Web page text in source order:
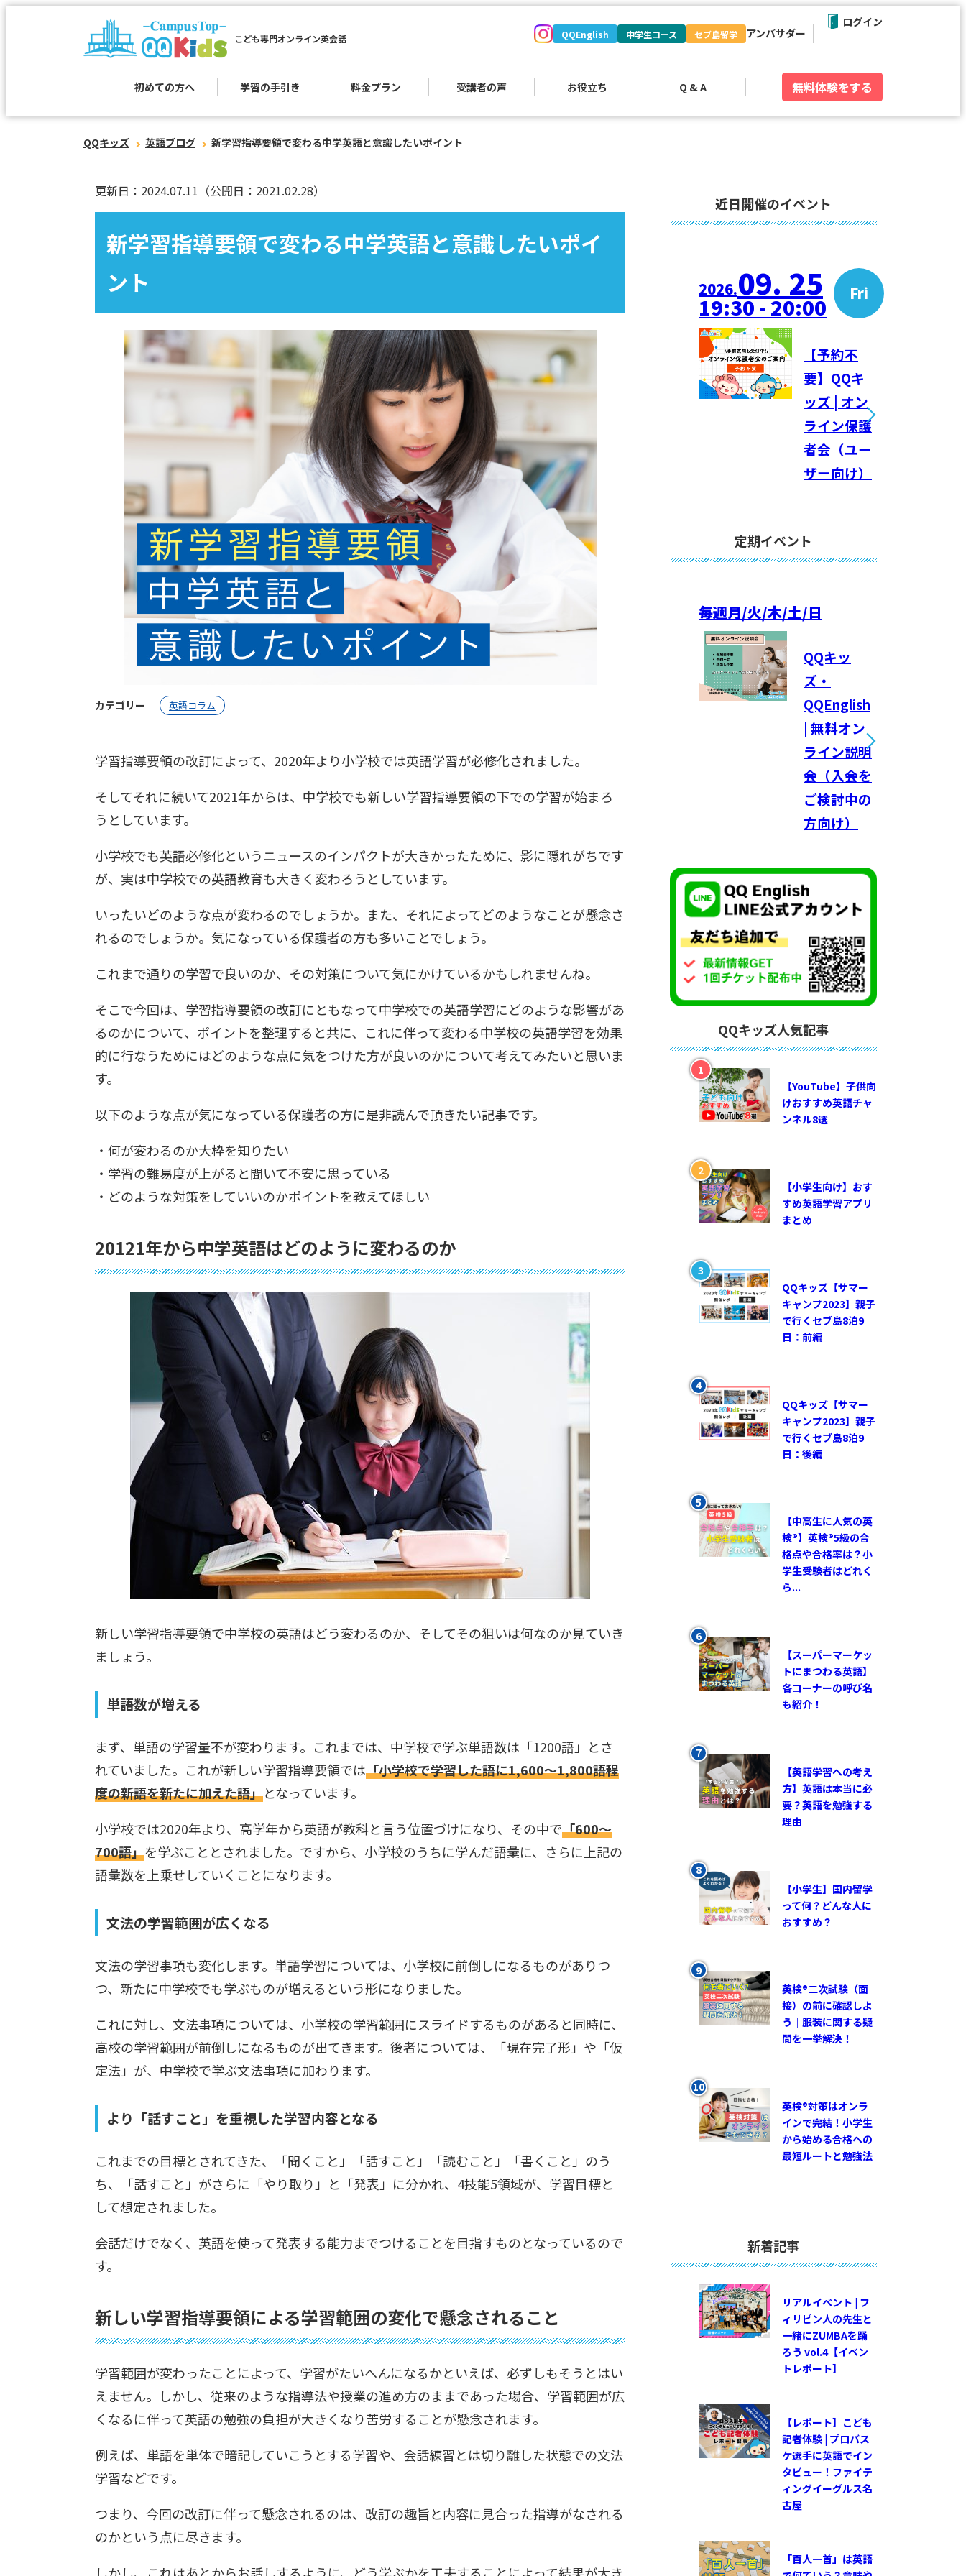
こども専門オンライン英会話
初めての方へ 学習の手引き 料金プラン 受講者の声 お役立ち Q & A
QQEnglish 中学生コース セブ島留学 アンバサダー
無料体験をする
ログイン
QQキッズ 英語ブログ 新学習指導要領で変わる中学英語と意識したいポイント
更新日：2024.07.11 （公開日：2021.02.28）
新学習指導要領で変わる中学英語と意識したいポイ
ント
カテゴリー 英語コラム
学習指導要領の改訂によって、2020年より小学校では英語学習が必修化されました。
そしてそれに続いて2021年からは、中学校でも新しい学習指導要領の下での学習が始まろ
うとしています。
小学校でも英語必修化というニュースのインパクトが大きかったために、影に隠れがちです
が、実は中学校での英語教育も大きく変わろうとしています。
いったいどのような点が変わるのでしょうか。また、それによってどのようなことが懸念さ
れるのでしょうか。気になっている保護者の方も多いことでしょう。
これまで通りの学習で良いのか、その対策について気にかけているかもしれませんね。
そこで今回は、学習指導要領の改訂にともなって中学校での英語学習にどのような影響があ
るのかについて、ポイントを整理すると共に、これに伴って変わる中学校の英語学習を効果
的に行なうためにはどのような点に気をつけた方が良いのかについて考えてみたいと思いま
す。
以下のような点が気になっている保護者の方に是非読んで頂きたい記事です。
・何が変わるのか大枠を知りたい
・学習の難易度が上がると聞いて不安に思っている
・どのような対策をしていいのかポイントを教えてほしい
20121年から中学英語はどのように変わるのか
新しい学習指導要領で中学校の英語はどう変わるのか、そしてその狙いは何なのか見ていき
ましょう。
単語数が増える
まず、単語の学習量不が変わります。これまでは、中学校で学ぶ単語数は「1200語」とさ
れていました。これが新しい学習指導要領では「小学校で学習した語に1,600～1,800語程
度の新語を新たに加えた語」となっています。
小学校では2020年より、高学年から英語が教科と言う位置づけになり、その中で「600～
700語」を学ぶこととされました。ですから、小学校のうちに学んだ語彙に、さらに上記の
語彙数を上乗せしていくことになります。
文法の学習範囲が広くなる
文法の学習事項も変化します。単語学習については、小学校に前倒しになるものがありつ
つ、新たに中学校でも学ぶものが増えるという形になりました。
これに対し、文法事項については、小学校の学習範囲にスライドするものがあると同時に、
高校の学習範囲が前倒しになるものが出てきます。後者については、「現在完了形」や「仮
定法」が、中学校で学ぶ文法事項に加わります。
より「話すこと」を重視した学習内容となる
これまでの目標とされてきた、「聞くこと」「話すこと」「読むこと」「書くこと」のう
ち、「話すこと」がさらに「やり取り」と「発表」に分かれ、4技能5領域が、学習目標と
して想定されました。
会話だけでなく、英語を使って発表する能力までつけることを目指すものとなっているので
す。
新しい学習指導要領による学習範囲の変化で懸念されること
学習範囲が変わったことによって、学習がたいへんになるかといえば、必ずしもそうとはい
えません。しかし、従来のような指導法や授業の進め方のままであった場合、学習範囲が広
くなるに伴って英語の勉強の負担が大きくなり苦労することが懸念されます。
例えば、単語を単体で暗記していこうとする学習や、会話練習とは切り離した状態での文法
学習などです。
つまり、今回の改訂に伴って懸念されるのは、改訂の趣旨と内容に見合った指導がなされる
のかという点に尽きます。
しかし、これはあとからお話しするように、どう学ぶかを工夫することによって結果が大き
近日開催のイベント
2026.09. 25 Fri
19:30 - 20:00
【予約不
要】QQキ
ッズ | オン
ライン保護
者会（ユー
ザー向け）
定期イベント
毎週月/火/木/土/日
QQキッ
ズ・
QQEnglish
| 無料オン
ライン説明
会（入会を
ご検討中の
方向け）
QQキッズ人気記事
【YouTube】子供向
けおすすめ英語チャ
ンネル8選
【小学生向け】おす
すめ英語学習アプリ
まとめ
QQキッズ【サマー
キャンプ2023】親子
で行くセブ島8泊9
日：前編
QQキッズ【サマー
キャンプ2023】親子
で行くセブ島8泊9
日：後編
【中高生に人気の英
検®︎】英検®︎5級の合
格点や合格率は？小
学生受験者はどれく
ら...
【スーパーマーケッ
トにまつわる英語】
各コーナーの呼び名
も紹介！
【英語学習への考え
方】英語は本当に必
要？英語を勉強する
理由
【小学生】国内留学
って何？どんな人に
おすすめ？
英検®︎二次試験（面
接）の前に確認しよ
う｜服装に関する疑
問を一挙解決！
英検®対策はオンラ
インで完結！小学生
から始める合格への
最短ルートと勉強法
新着記事
リアルイベント | フ
ィリピン人の先生と
一緒にZUMBAを踊
ろう vol.4【イベン
トレポート】
【レポート】こども
記者体験 | プロバス
ケ選手に英語でイン
タビュー！ファイテ
ィングイーグルス名
古屋
「百人一首」は英語